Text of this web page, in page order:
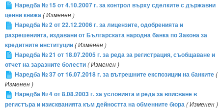
Наредба № 15 от 4.10.2007 г. за контрол върху сделките с държавни
ценни книжа( Изменен )
Наредба № 2 от 22.12.2006 г. за лицензите, одобренията и
разрешенията, издавани от Българската народна банка по Закона за
кредитните институции( Изменен )
Наредба № 21 от 18.07.2005 г. за реда за регистрация, съобщаване и
отчет на заразните болести( Изменен )
Наредба № 37 от 16.07.2018 г. за вътрешните експозиции на банките(
Изменен )
Наредба № 4 от 8.08.2003 г. за условията и реда за вписване в
регистъра и изискванията към дейността на обменните бюра( Изменен )